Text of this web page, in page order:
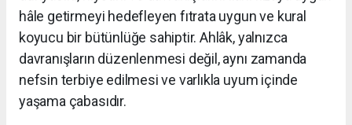
hâle getirmeyi hedefleyen fıtrata uygun ve kural
koyucu bir bütünlüğe sahiptir. Ahlâk, yalnızca
davranışların düzenlenmesi değil, aynı zamanda
nefsin terbiye edilmesi ve varlıkla uyum içinde
yaşama çabasıdır.